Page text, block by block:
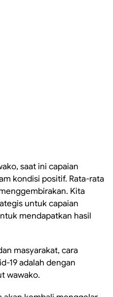
saat ini capaian
kondisi positif. Rata-rata
Kita
untuk capaian
mendapatkan hasil
masyarakat, cara
19 adalah dengan
wawako.